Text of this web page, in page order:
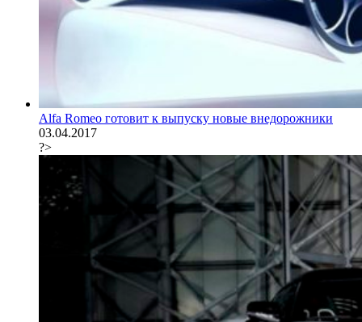
Alfa Romeo готовит к выпуску новые внедорожники
03.04.2017
?>